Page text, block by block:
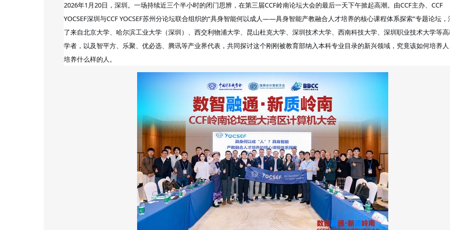
2026年1月20日，深圳。一场持续近三个半小时的闭门思辨，在第三届CCF岭南论坛大会的最后一天下午掀起高潮。由CCF主办、CCF
YOCSEF深圳与CCF YOCSEF苏州分论坛联合组织的“具身智能何以成人——具身智能产教融合人才培养的核心课程体系探索”专题论坛，
了来自北京大学、哈尔滨工业大学（深圳）、西交利物浦大学、昆山杜克大学、深圳技术大学、西南科技大学、深圳职业技术大学等高
学者，以及智平方、乐聚、优必选、腾讯等产业界代表，共同探讨这个刚刚被教育部纳入本科专业目录的新兴领域，究竟该如何培养人
培养什么样的人。
2022-08-25
2022年8月20日，中国计算机
（CCF）青年计算机科技论